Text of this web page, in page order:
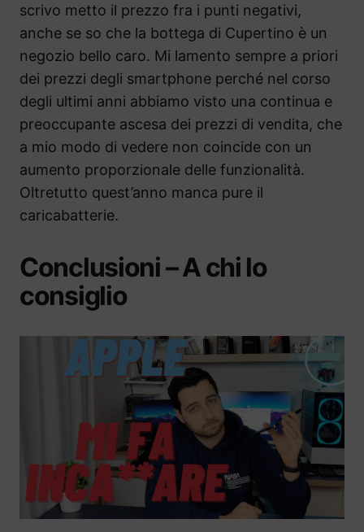
scrivo metto il prezzo fra i punti negativi,
anche se so che la bottega di Cupertino è un
negozio bello caro. Mi lamento sempre a priori
dei prezzi degli smartphone perché nel corso
degli ultimi anni abbiamo visto una continua e
preoccupante ascesa dei prezzi di vendita, che
a mio modo di vedere non coincide con un
aumento proporzionale delle funzionalità.
Oltretutto quest’anno manca pure il
caricabatterie.
Conclusioni – A chi lo
consiglio